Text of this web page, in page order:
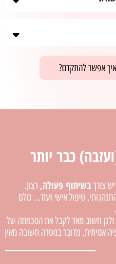
אפשר להתקדם?
כבר יותר
צורךבשיתוף פעולה, רצון.
טיפול אישי ועוד… כולם
חשוב מאד לקבל את הסכמתה של
אמיתית, מדובר במטרה חשובה מאין